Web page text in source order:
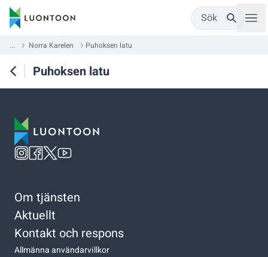
Sök
... Norra Karelen Puhoksen latu
Puhoksen latu
Om tjänsten
Aktuellt
Kontakt och respons
Allmänna användarvillkor